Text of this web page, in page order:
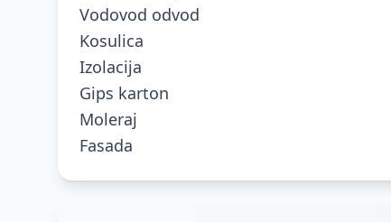
Vodovod odvod
Kosulica
Izolacija
Gips karton
Moleraj
Fasada